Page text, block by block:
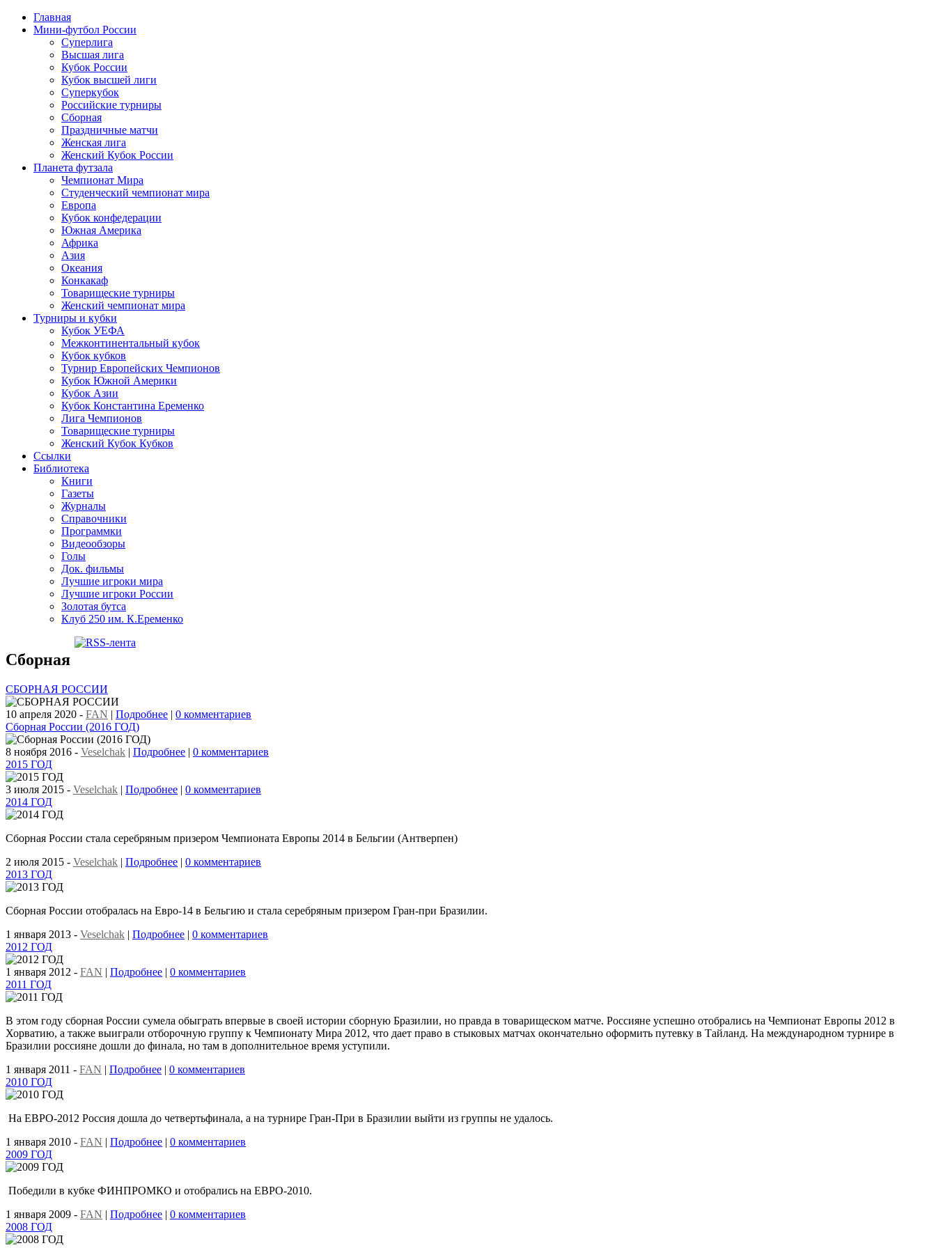
Главная
Мини-футбол России
Суперлига
Высшая лига
Кубок России
Кубок высшей лиги
Суперкубок
Российские турниры
Сборная
Праздничные матчи
Женская лига
Женский Кубок России
Планета футзала
Чемпионат Мира
Студенческий чемпионат мира
Европа
Кубок конфедерации
Южная Америка
Африка
Азия
Океания
Конкакаф
Товарищеские турниры
Женский чемпионат мира
Турниры и кубки
Кубок УЕФА
Межконтинентальный кубок
Кубок кубков
Турнир Европейских Чемпионов
Кубок Южной Америки
Кубок Азии
Кубок Константина Еременко
Лига Чемпионов
Товарищеские турниры
Женский Кубок Кубков
Ссылки
Библиотека
Книги
Газеты
Журналы
Справочники
Программки
Видеообзоры
Голы
Док. фильмы
Лучшие игроки мира
Лучшие игроки России
Золотая бутса
Клуб 250 им. К.Еременко
Сборная
CБОРНАЯ РОССИИ
10 апреля 2020 - FAN | Подробнее | 0 комментариев
Сборная России (2016 ГОД)
8 ноября 2016 - Veselchak | Подробнее | 0 комментариев
2015 ГОД
3 июля 2015 - Veselchak | Подробнее | 0 комментариев
2014 ГОД
Сборная России стала серебряным призером Чемпионата Европы 2014 в Бельгии (Антверпен)
2 июля 2015 - Veselchak | Подробнее | 0 комментариев
2013 ГОД
Сборная России отобралась на Евро-14 в Бельгию и стала серебряным призером Гран-при Бразилии.
1 января 2013 - Veselchak | Подробнее | 0 комментариев
2012 ГОД
1 января 2012 - FAN | Подробнее | 0 комментариев
2011 ГОД
В этом году сборная России сумела обыграть впервые в своей истории сборную Бразилии, но правда в товарищеском матче. Россияне успешно отобрались на Чемпионат Европы 2012 в
Хорватию, а также выиграли отборочную группу к Чемпионату Мира 2012, что дает право в стыковых матчах окончательно оформить путевку в Тайланд. На международном турнире в
Бразилии россияне дошли до финала, но там в дополнительное время уступили.
1 января 2011 - FAN | Подробнее | 0 комментариев
2010 ГОД
На ЕВРО-2012 Россия дошла до четвертьфинала, а на турнире Гран-При в Бразилии выйти из группы не удалось.
1 января 2010 - FAN | Подробнее | 0 комментариев
2009 ГОД
Победили в кубке ФИНПРОМКО и отобрались на ЕВРО-2010.
1 января 2009 - FAN | Подробнее | 0 комментариев
2008 ГОД